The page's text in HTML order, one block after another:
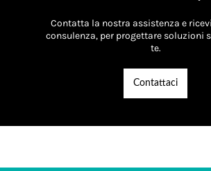
Contatta la nostra assistenza e
consulenza, per progettare soluzioni
te.
Contattaci